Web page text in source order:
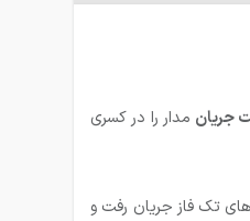
جریان مدار را در کسری
تک فاز جریان رفت و